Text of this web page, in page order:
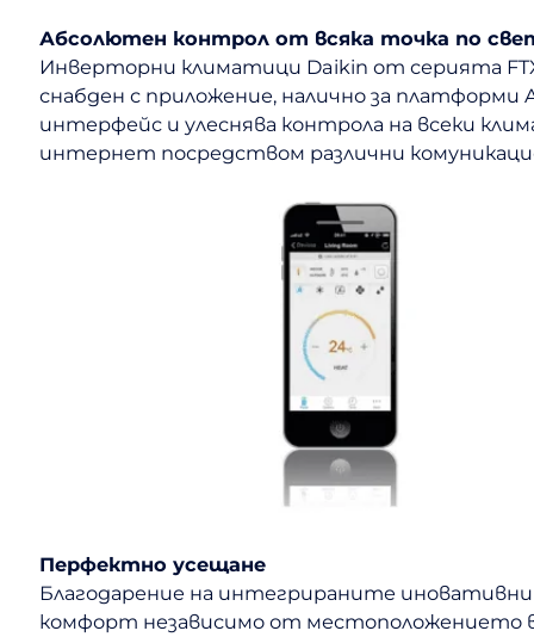
Абсолютен контрол от всяка точка по
Инверторни климатици Daikin от серията
снабден с приложение, налично за
интерфейс и улеснява контрола на всеки
интернет посредством различни
Перфектно усещане
Благодарение на интегрираните
комфорт независимо от местоположението